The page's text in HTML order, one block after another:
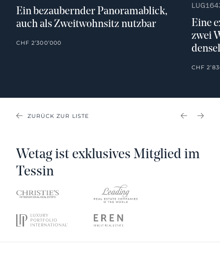
Ein bezaubernder Panoramablick,
auch als Zweitwohnsitz nutzbar
CHF 2’300’000
Eine
zwei
CHF
ZURÜCK ZUR LISTE
Wetag ist exklusives Mitglied im
Tessin